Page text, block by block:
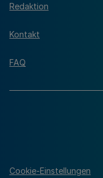
Redaktion
Kontakt
FAQ
Cookie-Einstellungen